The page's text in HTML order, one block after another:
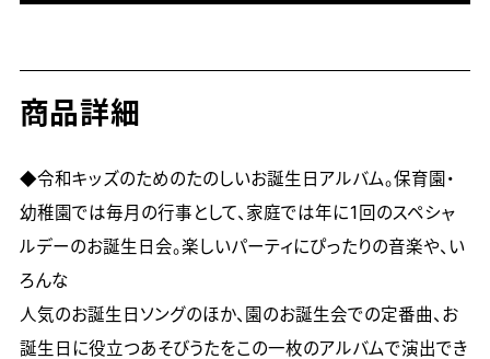
商品詳細
◆令和キッズのためのたのしいお誕生日アルバム。保育園・
幼稚園では毎月の行事として、家庭では年に1回のスペシャ
ルデーのお誕生日会。楽しいパーティにぴったりの音楽や、い
ろんな
人気のお誕生日ソングのほか、園のお誕生会での定番曲、お
誕生日に役立つあそびうたをこの一枚のアルバムで演出でき